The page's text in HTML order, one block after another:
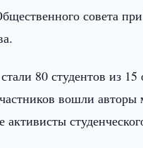
совета
80 студентов из
вошли